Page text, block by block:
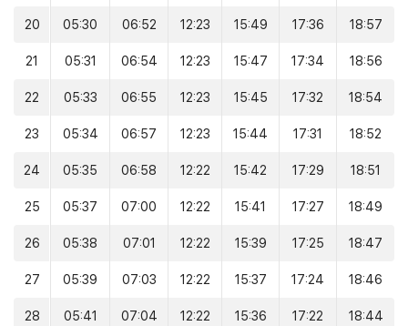
20 05:30 06:52 12:23 15:49 17:36 18:57
21 05:31 06:54 12:23 15:47 17:34 18:56
22 05:33 06:55 12:23 15:45 17:32 18:54
23 05:34 06:57 12:23 15:44 17:31 18:52
24 05:35 06:58 12:22 15:42 17:29 18:51
25 05:37 07:00 12:22 15:41 17:27 18:49
26 05:38 07:01 12:22 15:39 17:25 18:47
27 05:39 07:03 12:22 15:37 17:24 18:46
28 05:41 07:04 12:22 15:36 17:22 18:44